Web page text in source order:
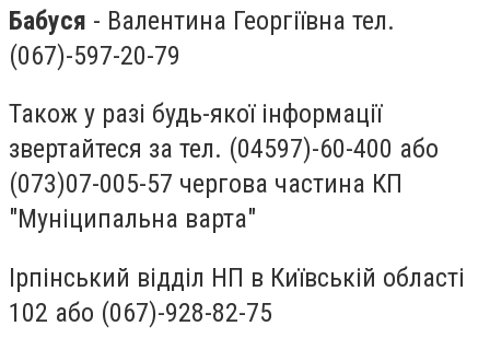
Бабуся - Валентина Георгіївна тел.
(067)-597-20-79
Також у разі будь-якої інформації
звертайтеся за тел. (04597)-60-400 або
(073)07-005-57 чергова частина КП
"Муніципальна варта"
Ірпінський відділ НП в Київській області
102 або (067)-928-82-75